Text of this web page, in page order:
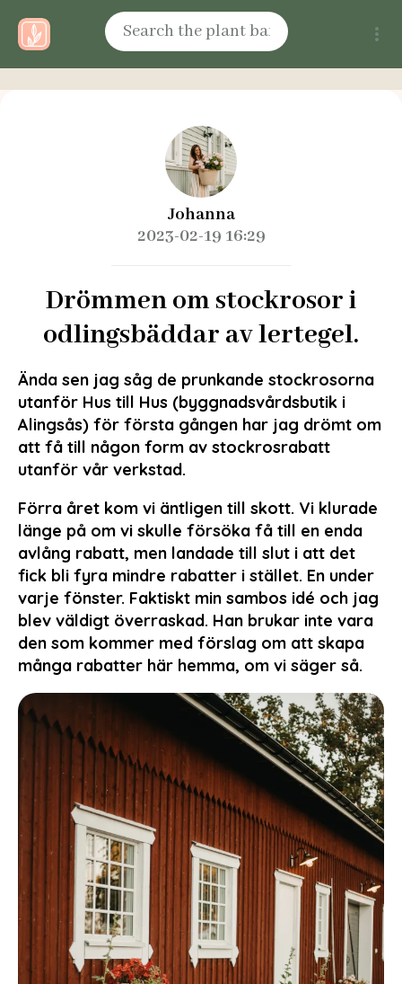
Johanna
2023-02-19 16:29
Drömmen om stockrosor i
odlingsbäddar av lertegel.
Ända sen jag såg de prunkande stockrosorna
utanför Hus till Hus (byggnadsvårdsbutik i
Alingsås) för första gången har jag drömt om
att få till någon form av stockrosrabatt
utanför vår verkstad.
Förra året kom vi äntligen till skott. Vi klurade
länge på om vi skulle försöka få till en enda
avlång rabatt, men landade till slut i att det
fick bli fyra mindre rabatter i stället. En under
varje fönster. Faktiskt min sambos idé och jag
blev väldigt överraskad. Han brukar inte vara
den som kommer med förslag om att skapa
många rabatter här hemma, om vi säger så.